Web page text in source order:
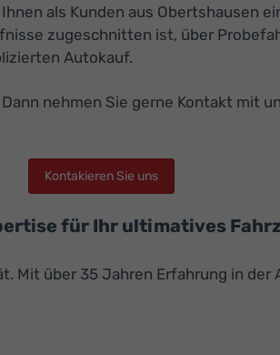
als Kunden aus Obertshausen
zugeschnitten ist, über
Autokauf.
nehmen Sie gerne Kontakt mit
Kontakieren Sie uns
für Ihr ultimatives
Mit über 35 Jahren Erfahrung in